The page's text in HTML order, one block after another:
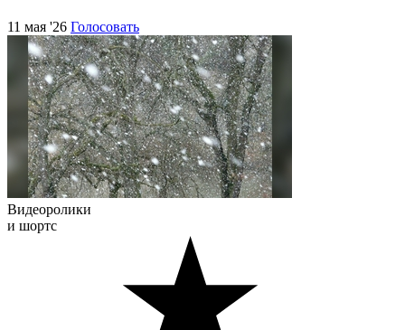
11 мая '26 Голосовать
Видеоролики
и шортс